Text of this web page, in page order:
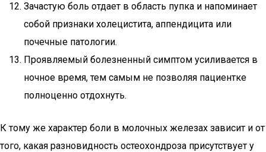
Зачастую боль отдает в область пупка и напоминает
собой признаки холецистита, аппендицита или
почечные патологии.
Проявляемый болезненный симптом усиливается в
ночное время, тем самым не позволяя пациентке
полноценно отдохнуть.
К тому же характер боли в молочных железах зависит и от
того, какая разновидность остеохондроза присутствует у